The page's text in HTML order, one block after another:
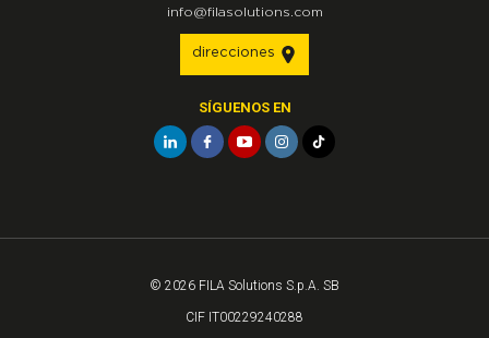
info@filasolutions.com
direcciones
SÍGUENOS EN
© 2026 FILA Solutions S.p.A. SB
CIF IT00229240288